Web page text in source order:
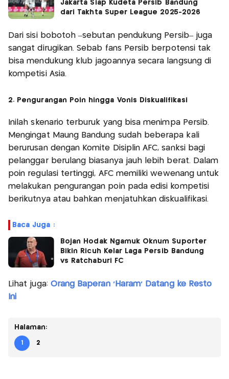
Jakarta Siap Kudeta Persib Bandung
dari Takhta Super League 2025-2026
Dari sisi bobotoh –sebutan pendukung Persib– juga
sangat dirugikan. Sebab fans Persib berpotensi tak
bisa mendukung klub jagoannya secara langsung di
kompetisi Asia.
2. Pengurangan Poin hingga Vonis Diskualifikasi
Inilah skenario terburuk yang bisa menimpa Persib.
Mengingat Maung Bandung sudah beberapa kali
berurusan dengan Komite Disiplin AFC, sanksi bagi
pelanggar berulang biasanya jauh lebih berat. Dalam
poin regulasi tertinggi, AFC memiliki wewenang untuk
melakukan pengurangan poin pada edisi kompetisi
berikutnya atau bahkan menjatuhkan diskualifikasi.
Baca Juga :
Bojan Hodak Ngamuk Oknum Suporter
Bikin Ricuh Kelar Laga Persib Bandung
vs Ratchaburi FC
Lihat juga: Orang Baperan 'Haram' Datang ke Resto
Ini
Halaman:
1 2